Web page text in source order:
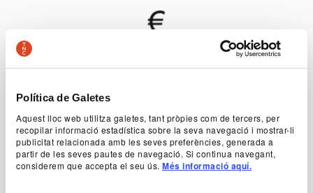
Política de Galetes
Aquest lloc web utilitza galetes, tant pròpies com de tercers, per
recopilar informació estadística sobre la seva navegació i mostrar-li
publicitat relacionada amb les seves preferències, generada a
partir de les seves pautes de navegació. Si continua navegant,
considerem que accepta el seu ús. Més informació aquí.
14.680.420 €